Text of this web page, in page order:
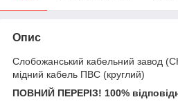
Опис
Слобожанський кабельний завод
мідний кабель ПВС (круглий)
ПОВНИЙ ПЕРЕРІЗ! 100%